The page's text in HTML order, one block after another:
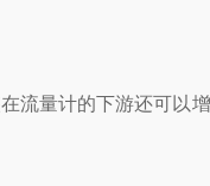
流量计的下游还可以